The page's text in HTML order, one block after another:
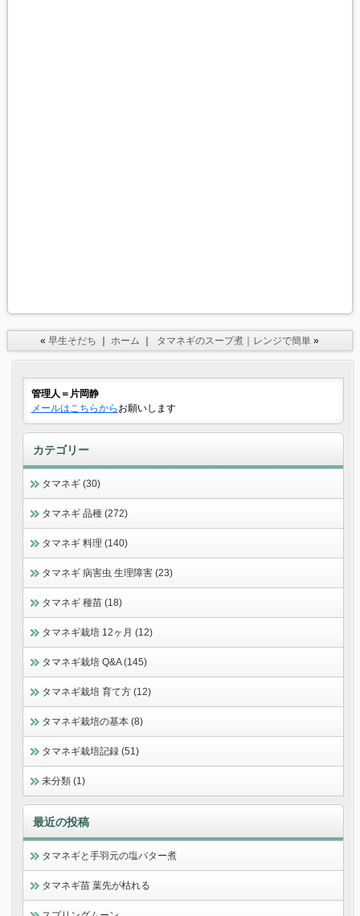
«早生そだち ｜ホーム タマネギのスープ煮｜レンジで簡単 »
管理人＝片岡静
メールはこちらから お願いします
カテゴリー
タマネギ (30)
タマネギ 品種 (272)
タマネギ 料理 (140)
タマネギ 病害虫 生理障害 (23)
タマネギ 種苗 (18)
タマネギ栽培 12ヶ月 (12)
タマネギ栽培 Q&A (145)
タマネギ栽培 育て方 (12)
タマネギ栽培の基本 (8)
タマネギ栽培記録 (51)
未分類 (1)
最近の投稿
タマネギと手羽元の塩バター煮
タマネギ苗 葉先が枯れる